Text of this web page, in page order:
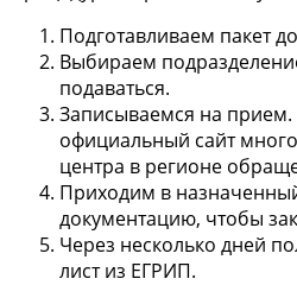
Подготавливаем пакет
Выбираем
подаваться.
Записываемся на прием.
официальный сайт
центра в регионе
Приходим в
документацию, чтобы
Через несколько дней
лист из ЕГРИП.